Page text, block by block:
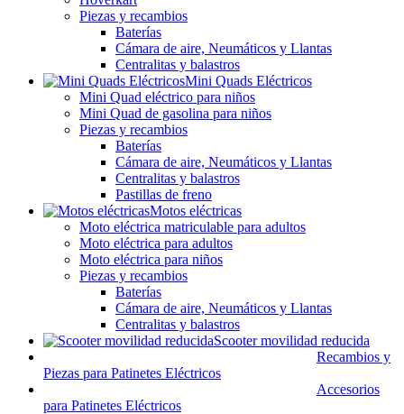
Piezas y recambios
Baterías
Cámara de aire, Neumáticos y Llantas
Centralitas y balastros
Mini Quads Eléctricos
Mini Quad eléctrico para niños
Mini Quad de gasolina para niños
Piezas y recambios
Baterías
Cámara de aire, Neumáticos y Llantas
Centralitas y balastros
Pastillas de freno
Motos eléctricas
Moto eléctrica matriculable para adultos
Moto eléctrica para adultos
Moto eléctrica para niños
Piezas y recambios
Baterías
Cámara de aire, Neumáticos y Llantas
Centralitas y balastros
Scooter movilidad reducida
Recambios y
Piezas para Patinetes Eléctricos
Accesorios
para Patinetes Eléctricos